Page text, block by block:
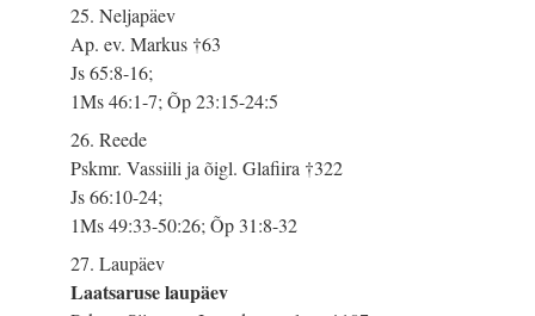
25. Neljapäev
Ap. ev. Markus †63
Js 65:8-16;
1Ms 46:1-7; Õp 23:15-24:5
26. Reede
Pskmr. Vassiili ja õigl. Glafiira †322
Js 66:10-24;
1Ms 49:33-50:26; Õp 31:8-32
27. Laupäev
Laatsaruse laupäev